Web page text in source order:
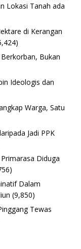
Lokasi Tanah ada
di Kerangan
Bukan
Ideologis dan
Warga, Satu
Jadi PPK
Diduga
Dalam
(9,850)
Tewas